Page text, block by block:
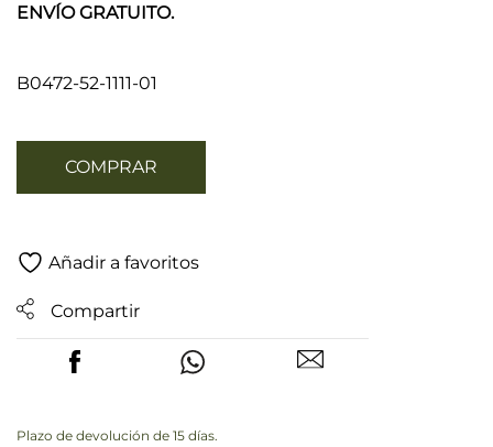
ENVÍO GRATUITO.
B0472-52-1111-01
COMPRAR
Añadir a favoritos
Compartir
Plazo de devolución de 15 días.